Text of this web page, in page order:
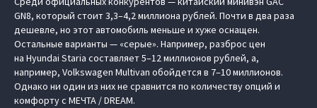
GN8, который стоит 3,3–4,2 миллиона рублей. Почти в два раза
дешевле, но этот автомобиль меньше и хуже оснащен.
Остальные варианты — «серые». Например, разброс цен
на Hyundai Staria составляет 5–12 миллионов рублей, а,
например, Volkswagen Multivan обойдется в 7–10 миллионов.
Однако ни один из них не сравнится по количеству опций и
комфорту с МЕЧТА / DREAM.